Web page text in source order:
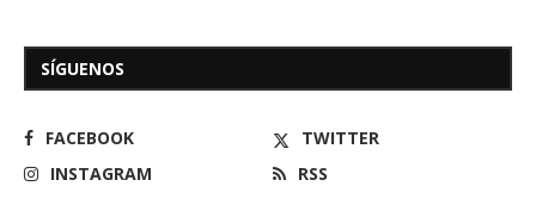
SÍGUENOS
FACEBOOK
TWITTER
INSTAGRAM
RSS